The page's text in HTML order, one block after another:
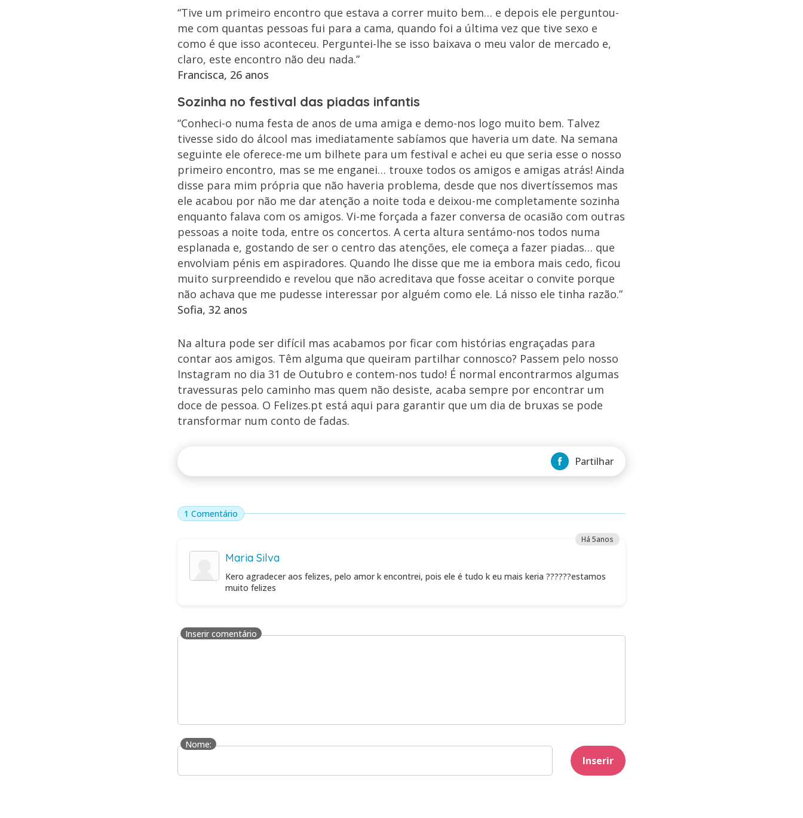
“Tive um primeiro encontro que estava a correr muito bem… e depois ele perguntou-
me com quantas pessoas fui para a cama, quando foi a última vez que tive sexo e
como é que isso aconteceu. Perguntei-lhe se isso baixava o meu valor de mercado e,
claro, este encontro não deu nada.”
Francisca, 26 anos
Sozinha no festival das piadas infantis
“Conheci-o numa festa de anos de uma amiga e demo-nos logo muito bem. Talvez
tivesse sido do álcool mas imediatamente sabíamos que haveria um date. Na semana
seguinte ele oferece-me um bilhete para um festival e achei eu que seria esse o nosso
primeiro encontro, mas se me enganei… trouxe todos os amigos e amigas atrás! Ainda
disse para mim própria que não haveria problema, desde que nos divertíssemos mas
ele acabou por não me dar atenção a noite toda e deixou-me completamente sozinha
enquanto falava com os amigos. Vi-me forçada a fazer conversa de ocasião com outras
pessoas a noite toda, entre os concertos. A certa altura sentámo-nos todos numa
esplanada e, gostando de ser o centro das atenções, ele começa a fazer piadas… que
envolviam pénis em aspiradores. Quando lhe disse que me ia embora mais cedo, ficou
muito surpreendido e revelou que não acreditava que fosse aceitar o convite porque
não achava que me pudesse interessar por alguém como ele. Lá nisso ele tinha razão.”
Sofia, 32 anos
Na altura pode ser difícil mas acabamos por ficar com histórias engraçadas para
contar aos amigos. Têm alguma que queiram partilhar connosco? Passem pelo nosso
Instagram no dia 31 de Outubro e contem-nos tudo! É normal encontrarmos algumas
travessuras pelo caminho mas quem não desiste, acaba sempre por encontrar um
doce de pessoa. O Felizes.pt está aqui para garantir que um dia de bruxas se pode
transformar num conto de fadas.
Partilhar
1 Comentário
Maria Silva
Há 5anos
Kero agradecer aos felizes, pelo amor k encontrei, pois ele é tudo k eu mais keria ??????estamos
muito felizes
Inserir comentário
Nome:
Inserir